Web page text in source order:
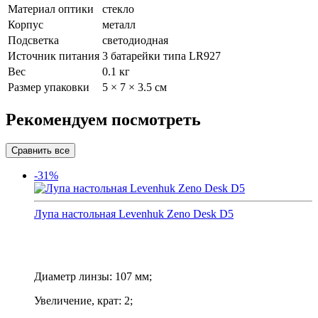
Материал оптики
стекло
Корпус
металл
Подсветка
светодиодная
Источник питания 3 батарейки типа LR927
Вес
0.1 кг
Размер упаковки
5 × 7 × 3.5 см
Рекомендуем посмотреть
-31%
Лупа настольная Levenhuk Zeno Desk D5
Диаметр линзы: 107 мм;
Увеличение, крат: 2;